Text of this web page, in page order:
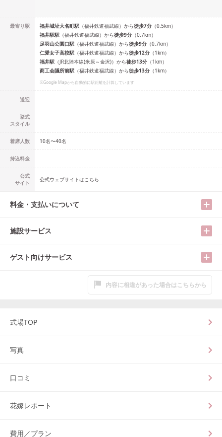
最寄り駅 福井城址大名町駅 （福井鉄道福武線） から徒歩7分 （0.5km）
福井駅駅 （福井鉄道福武線） から徒歩9分 （0.7km）
足羽山公園口駅 （福井鉄道福武線） から徒歩9分 （0.7km）
仁愛女子高校駅 （福井鉄道福武線） から徒歩12分 （1km）
福井駅 （JR北陸本線(米原～金沢)） から徒歩13分 （1km）
商工会議所前駅 （福井鉄道福武線） から徒歩13分 （1km）
※Google Mapから自動的に駅距離を計算しています
送迎
挙式
スタイル
着席人数 10名〜40名
持込料金
公式
サイト
公式ウェブサイトはこちら
料金・支払いについて
施設サービス
ゲスト向けサービス
内容に相違があった場合はこちらから
式場TOP
写真
口コミ
花嫁レポート
費用／プラン